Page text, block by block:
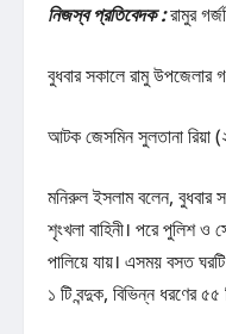
নিজস্ব প্রতিবেদক :রামুর
বুধবার সকালে রামু উপজেলার
আটক জেসমিন সুলতানা রিয়া
মনিরুল ইসলাম বলেন, বুধবার
শৃংখলা বাহিনী। পরে পুলিশ
পালিয়ে যায়। এসময় বসত
১ টি বন্দুক, বিভিন্ন ধরণের